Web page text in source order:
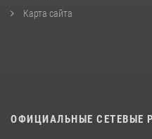
Карта сайта
ОФИЦИАЛЬНЫЕ СЕТЕВЫЕ